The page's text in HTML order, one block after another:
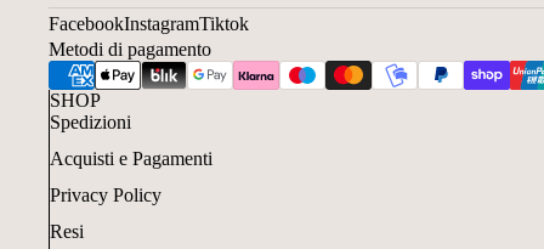
FacebookInstagramTiktok
Metodi di pagamento
SHOP
Spedizioni
Acquisti e Pagamenti
Privacy Policy
Resi